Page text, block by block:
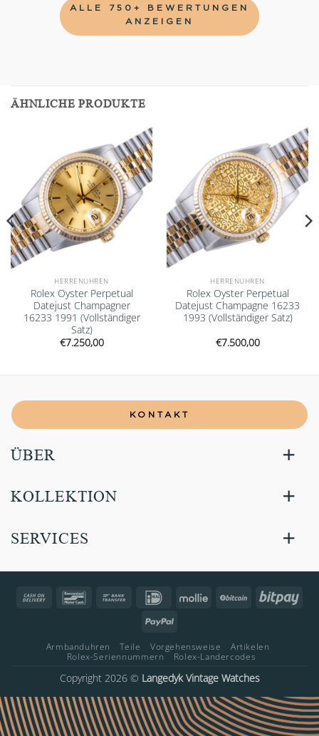
ALLE 750+ BEWERTUNGEN
ANZEIGEN
ÄHNLICHE PRODUKTE
Add to
wishlist
HERRENUHREN
Rolex Oyster Perpetual
Datejust Champagner
16233 1991 (Vollständiger
Satz)
€7.250,00
Add to
wishlist
HERRENUHREN
Rolex Oyster Perpetual
Datejust Champagne 16233
1993 (Vollständiger Satz)
€7.500,00
KONTAKT
ÜBER
KOLLEKTION
SERVICES
Cash
Bancontact Bank
IDeal Mollie BitCoin
PayPal
Armbanduhren Teile Vorgehensweise
Artikelen
Rolex-Seriennummern
Rolex-Landercodes
Copyright 2026 © Langedyk Vintage Watches